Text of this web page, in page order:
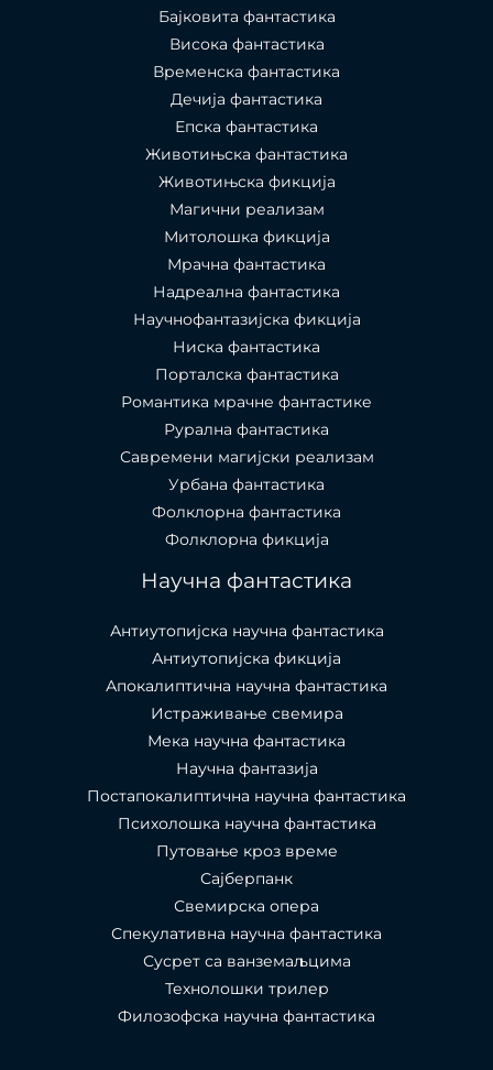
Бајковита фантастика
Висока фантастика
Временска фантастика
Дечија фантастика
Епска фантастика
Животињска фантастика
Животињска фикција
Магични реализам
Митолошка фикција
Мрачна фантастика
Надреална фантастика
Научнофантазијска фикција
Ниска фантастика
Порталска фантастика​
Романтика мрачне фантастике
Рурална фантастика
Савремени магијски реализам
Урбана фантастика
Фолклорна фантастика
Фолклорна фикција
Научна фантастика
Антиутопијска научна фантастика
Антиутопијска фикција
Апокалиптична научна фантастика
Истраживање свемира
Мека научна фантастика
Научна фантазија
Постапокалиптична научна фантастика
Психолошка научна фантастика
Путовање кроз време
Сајберпанк
Свемирска опера
Спекулативна научна фантастика
Сусрет са ванземаљцима
Технолошки трилер
Филозофска научна фантастика